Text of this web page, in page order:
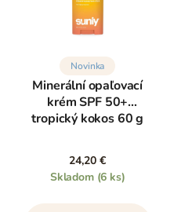
Novinka
Minerální opaľovací
krém SPF 50+
tropický kokos 60 g
24,20 €
Skladom (6 ks)